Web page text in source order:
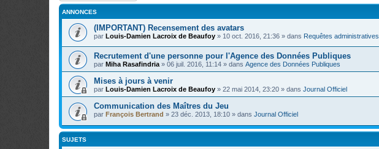
ANNONCES
(IMPORTANT) Recensement des avatars
par Louis-Damien Lacroix de Beaufoy » 10 oct. 2016, 21:36 » dans Requêtes administratives
Recrutement d'une personne pour l'Agence des Données Publiques
par Miha Rasafindria » 06 juil. 2016, 11:14 » dans Agence des Données Publiques
Mises à jours à venir
par Louis-Damien Lacroix de Beaufoy » 22 mai 2014, 23:20 » dans Journal Officiel
Communication des Maîtres du Jeu
par François Bertrand » 23 déc. 2013, 18:10 » dans Journal Officiel
SUJETS